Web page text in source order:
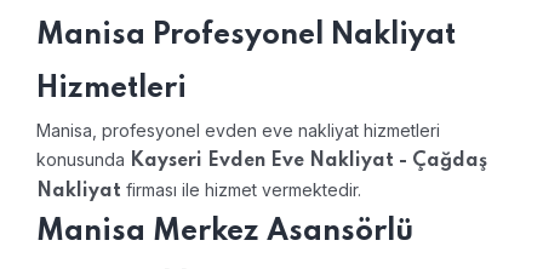
Manisa Profesyonel Nakliyat
Hizmetleri
Manisa, profesyonel evden eve nakliyat hizmetleri
konusunda Kayseri Evden Eve Nakliyat - Çağdaş
Nakliyat firması ile hizmet vermektedir.
Manisa Merkez Asansörlü